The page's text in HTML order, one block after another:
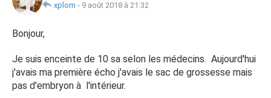
xplom - 9 août 2018 à 21:32
Bonjour,
Je suis enceinte de 10 sa selon les médecins. Aujourd'hui
j'avais ma première écho j'avais le sac de grossesse mais
pas d'embryon à l'intérieur.